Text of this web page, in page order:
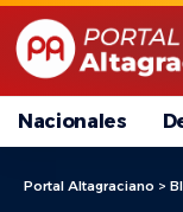
Nacionales
Portal Altagraciano >